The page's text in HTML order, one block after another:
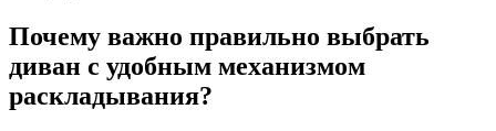
Почему важно правильно выбрать
диван с удобным механизмом
раскладывания?